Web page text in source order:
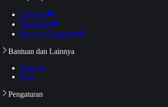
Daftarku
Mengikuti
Riwayat Tontonan
Bantuan dan Lainnya
Bantuan
Blog
Pengaturan